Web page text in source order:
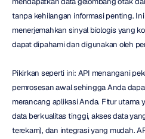
tanpa kehilangan informasi penting.
menerjemahkan sinyal biologis yang
dapat dipahami dan digunakan oleh
Pikirkan seperti ini: API menangani
pemrosesan awal sehingga Anda
merancang aplikasi Anda. Fitur utama
data berkualitas tinggi, akses data
terekam), dan integrasi yang mudah.